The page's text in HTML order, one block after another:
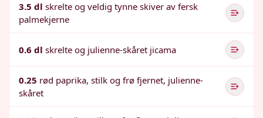
3.5 dl skrelte og veldig tynne skiver av fersk
palmekjerne
0.6 dl skrelte og julienne-skåret jicama
0.25 rød paprika, stilk og frø fjernet, julienne-
skåret